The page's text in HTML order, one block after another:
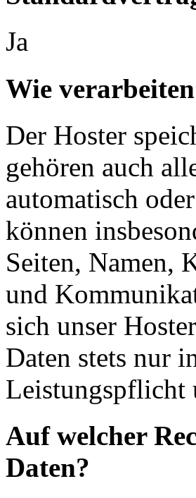
Ja
Wie
Der Hoster
gehören auch
automatisch
können
Seiten, Namen,
und
sich unser
Daten stets nur
Leistungspflicht
Auf welcher
Daten?